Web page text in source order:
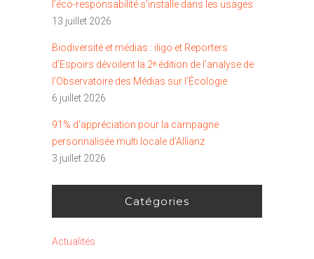
l’éco-responsabilité s’installe dans les usages
13 juillet 2026
Biodiversité et médias : iligo et Reporters
d’Espoirs dévoilent la 2ᵉ édition de l’analyse de
l’Observatoire des Médias sur l’Écologie
6 juillet 2026
91% d’appréciation pour la campagne
personnalisée multi locale d’Allianz
3 juillet 2026
Catégories
Actualités